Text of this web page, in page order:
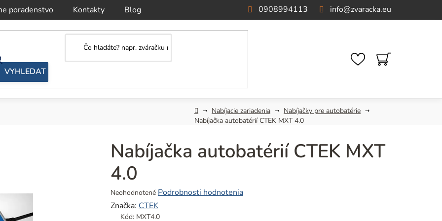
poradenstvo Kontakty Blog info@zvaracka.eu
0908994113
NÁKUPNÝ
KOŠÍK
DomovNabíjacie zariadenia
Nabíjačky pre autobatérie
Nabíjačka autobatérií CTEK MXT 4.0
Nabíjačka autobatérií CTEK MXT
4.0
Priemerné
hodnotenie
produktu
Neohodnotené Podrobnosti hodnotenia
Značka: CTEK
Kód: MXT4.0